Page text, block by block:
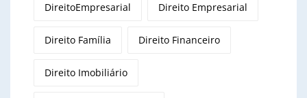
DireitoEmpresarial Direito Empresarial
Direito Família Direito Financeiro
Direito Imobiliário